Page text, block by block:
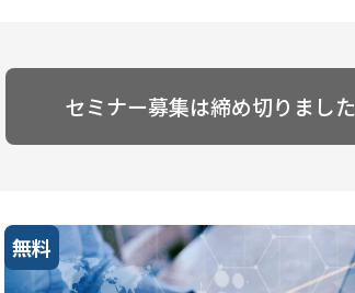
セミナー募集は締め切りました
無料